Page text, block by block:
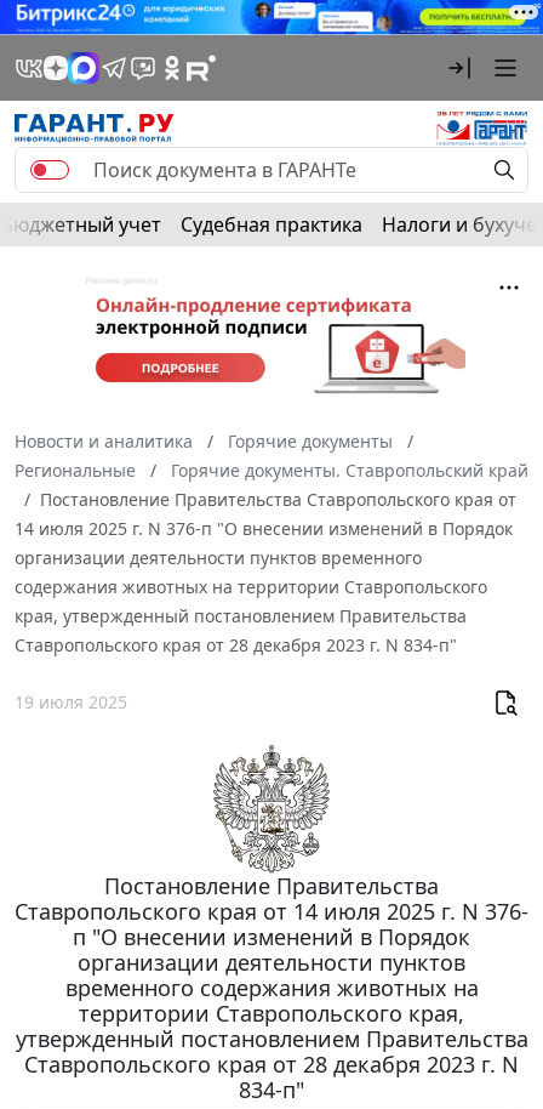
Бюджетный учет Судебная практика Налоги и
Новости и аналитика
Горячие документы
Региональные
Горячие документы. Ставропольский край
Постановление Правительства Ставропольского края от
14 июля 2025 г. N 376-п "О внесении изменений в Порядок
организации деятельности пунктов временного
содержания животных на территории Ставропольского
края, утвержденный постановлением Правительства
Ставропольского края от 28 декабря 2023 г. N 834-п"
19 июля 2025
Постановление Правительства
Ставропольского края от 14 июля 2025 г. N 376-
п "О внесении изменений в Порядок
организации деятельности пунктов
временного содержания животных на
территории Ставропольского края,
утвержденный постановлением Правительства
Ставропольского края от 28 декабря 2023 г. N
834-п"